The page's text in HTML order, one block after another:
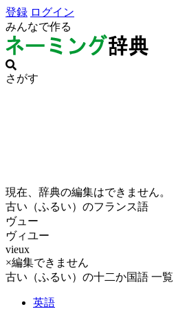
登録 ログイン
みんなで作る
さがす
現在、辞典の編集はできません。
古い（ふるい）のフランス語
ヴュー
ヴィユー
vieux
×編集できません
古い（ふるい）の十二か国語 一覧
英語